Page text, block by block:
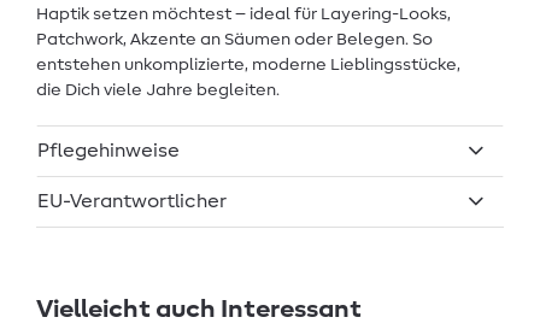
Haptik setzen möchtest – ideal für Layering-Looks,
Patchwork, Akzente an Säumen oder Belegen. So
entstehen unkomplizierte, moderne Lieblingsstücke,
die Dich viele Jahre begleiten.
Pflegehinweise
EU-Verantwortlicher
Vielleicht auch Interessant